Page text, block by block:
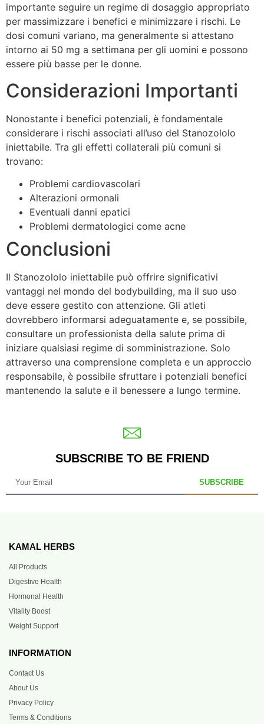
importante seguire un regime di dosaggio appropriato
per massimizzare i benefici e minimizzare i rischi. Le
dosi comuni variano, ma generalmente si attestano
intorno ai 50 mg a settimana per gli uomini e possono
essere più basse per le donne.
Considerazioni Importanti
Nonostante i benefici potenziali, è fondamentale
considerare i rischi associati all’uso del Stanozololo
iniettabile. Tra gli effetti collaterali più comuni si
trovano:
Problemi cardiovascolari
Alterazioni ormonali
Eventuali danni epatici
Problemi dermatologici come acne
Conclusioni
Il Stanozololo iniettabile può offrire significativi
vantaggi nel mondo del bodybuilding, ma il suo uso
deve essere gestito con attenzione. Gli atleti
dovrebbero informarsi adeguatamente e, se possibile,
consultare un professionista della salute prima di
iniziare qualsiasi regime di somministrazione. Solo
attraverso una comprensione completa e un approccio
responsabile, è possibile sfruttare i potenziali benefici
mantenendo la salute e il benessere a lungo termine.
SUBSCRIBE TO BE FRIEND
SUBSCRIBE
KAMAL HERBS
All Products
Digestive Health
Hormonal Health
Vitality Boost
Weight Support
INFORMATION
Contact Us
About Us
Privacy Policy
Terms & Conditions